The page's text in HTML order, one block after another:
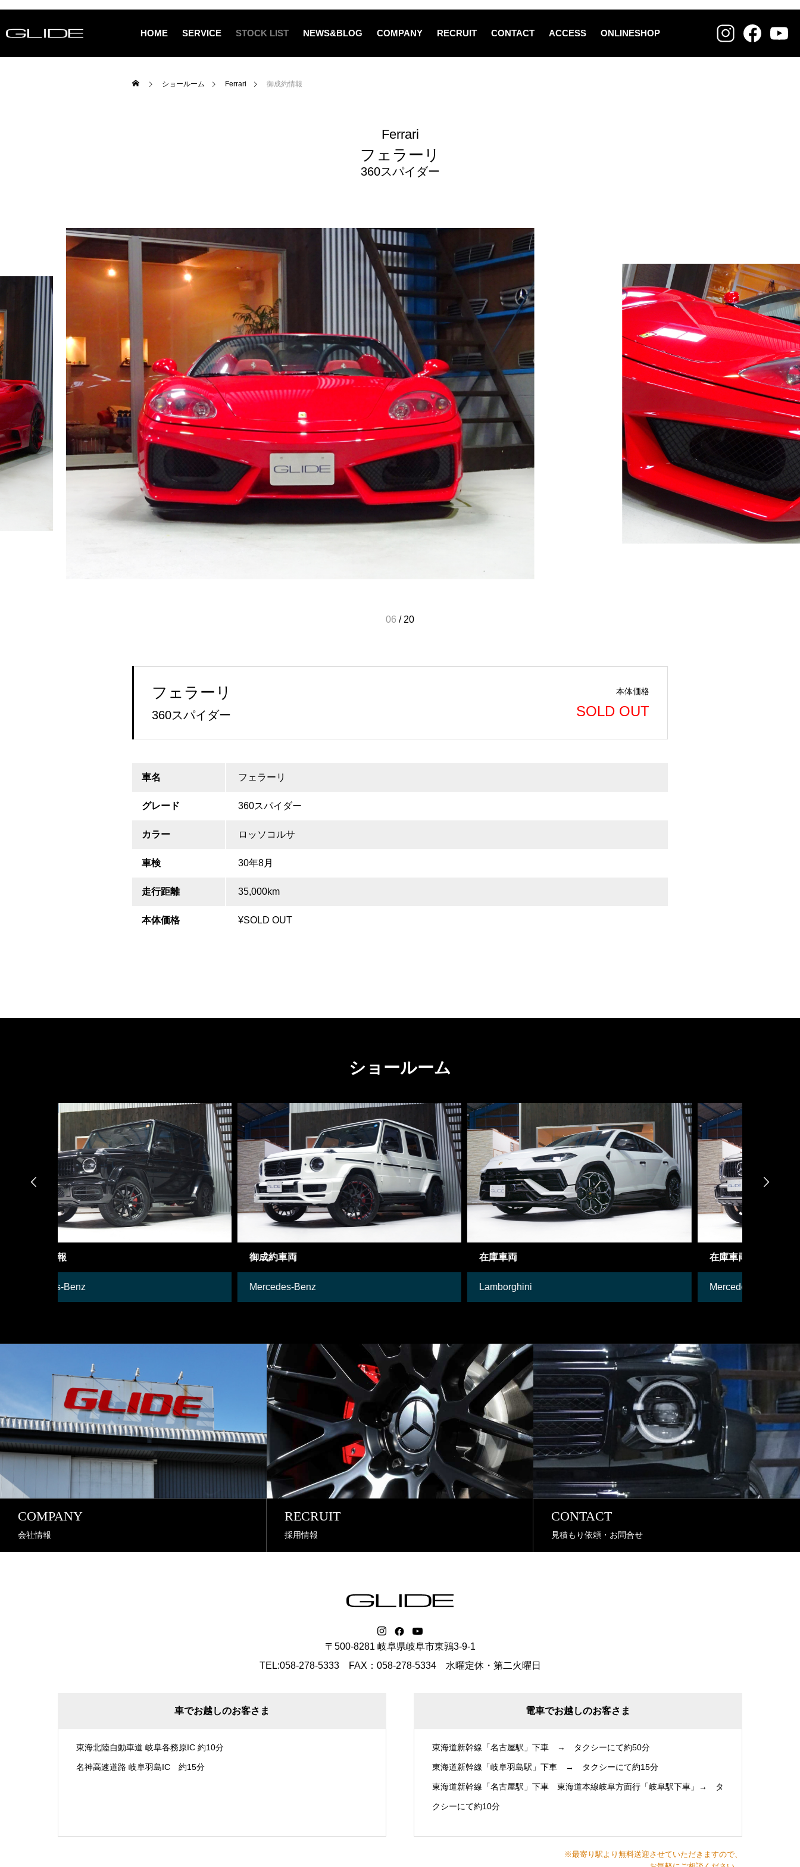
HOME SERVICE STOCK LIST NEWS&BLOG COMPANY RECRUIT CONTACT ACCESS ONLINESHOP
ショールーム Ferrari 御成約情報
Ferrari
フェラーリ
360スパイダー
06 / 20
フェラーリ
360スパイダー
本体価格
SOLD OUT
車名 フェラーリ
グレード 360スパイダー
カラー ロッソコルサ
車検 30年8月
走行距離 35,000km
本体価格 ¥SOLD OUT
ショールーム
Mercedes-Benz Lamborghini Mercedes-Benz G-class
 
COMPANY
会社情報
RECRUIT
採用情報
CONTACT
見積もり依頼・お問合せ
〒500-8281 岐阜県岐阜市東鶉3-9-1
TEL:058-278-5333 FAX：058-278-5334 水曜定休・第二火曜日
車でお越しのお客さま
東海北陸自動車道 岐阜各務原IC 約10分
名神高速道路 岐阜羽島IC 約15分
電車でお越しのお客さま
東海道新幹線「名古屋駅」下車 → タクシーにて約50分
東海道新幹線「岐阜羽島駅」下車 → タクシーにて約15分
東海道新幹線「名古屋駅」下車 東海道本線岐阜方面行「岐阜駅下車」→ タ
クシーにて約10分
※最寄り駅より無料送迎させていただきますので、